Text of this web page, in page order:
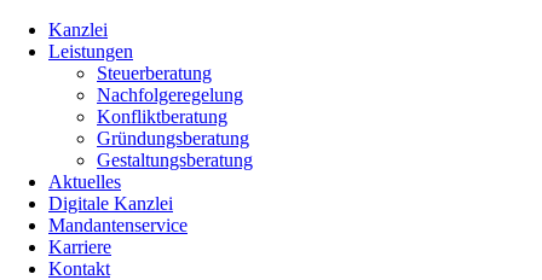
Kanzlei
Leistungen
Steuerberatung
Nachfolgeregelung
Konfliktberatung
Gründungsberatung
Gestaltungsberatung
Aktuelles
Digitale Kanzlei
Mandantenservice
Karriere
Kontakt